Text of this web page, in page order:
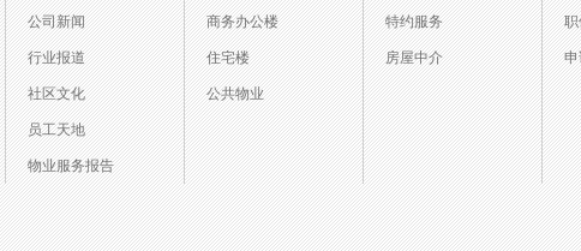
公司新闻
行业报道
社区文化
员工天地
物业服务报告
商务办公楼
住宅楼
公共物业
特约服务
房屋中介